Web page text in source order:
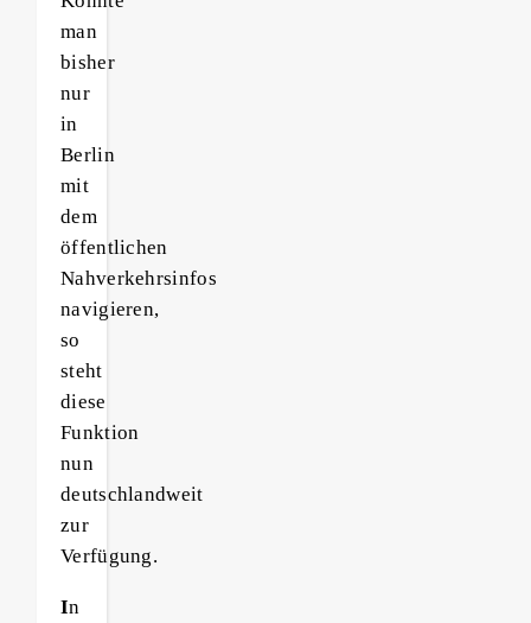
man
bisher
nur
in
Berlin
mit
dem
öffentlichen
Nahverkehrsinfos
navigieren,
so
steht
diese
Funktion
nun
deutschlandweit
zur
Verfügung.
In